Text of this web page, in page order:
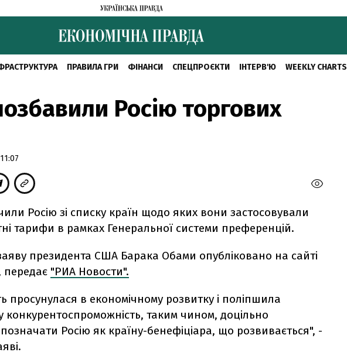
ПРАВИЛА ГРИ ФІНАНСИ СПЕЦПРОЄКТИ ІНТЕРВ'Ю WEEKLY CHARTS
Росію торгових
Росію зі списку країн щодо яких вони застосовували
тарифи в рамках Генеральної системи преференцій.
президента США Барака Обами опубліковано на сайті
передає "РИА Новости".
просунулася в економічному розвитку і поліпшила
конкурентоспроможність, таким чином, доцільно
Росію як країну-бенефіціара, що розвивається", -